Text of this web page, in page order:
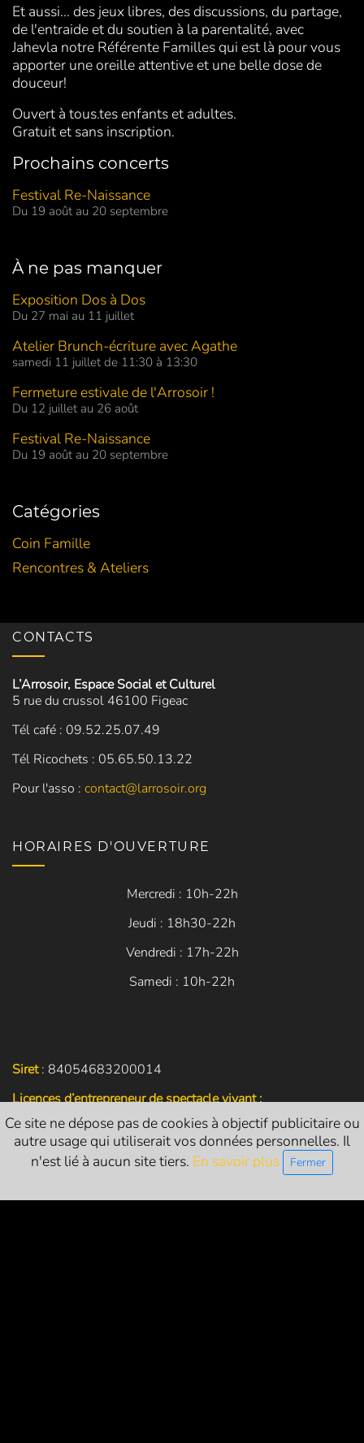
Et aussi... des jeux libres, des discussions, du partage,
de l'entraide et du soutien à la parentalité, avec
Jahevla notre Référente Familles qui est là pour vous
apporter une oreille attentive et une belle dose de
douceur!
Ouvert à tous.tes enfants et adultes.
Gratuit et sans inscription.
Prochains concerts
Festival Re-Naissance
Du 19 août au 20 septembre
À ne pas manquer
Exposition Dos à Dos
Du 27 mai au 11 juillet
Atelier Brunch-écriture avec Agathe
samedi 11 juillet de 11:30 à 13:30
Fermeture estivale de l'Arrosoir !
Du 12 juillet au 26 août
Festival Re-Naissance
Du 19 août au 20 septembre
Catégories
Coin Famille
Rencontres & Ateliers
CONTACTS
L’Arrosoir, Espace Social et Culturel
5 rue du crussol 46100 Figeac
Tél café : 09.52.25.07.49
Tél Ricochets : 05.65.50.13.22
Pour l'asso : contact@larrosoir.org
HORAIRES D'OUVERTURE
Mercredi : 10h-22h
Jeudi : 18h30-22h
Vendredi : 17h-22h
Samedi : 10h-22h
Siret: 84054683200014
Licences d’entrepreneur de spectacle vivant :
L-R-24-1786 (catégorie 1 - exploitant)
L-R-24-1822 (catégorie 2 - producteur)
Ce site ne dépose pas de cookies à objectif publicitaire ou
autre usage qui utiliserait vos données personnelles. Il
n'est lié à aucun site tiers. En savoir plus Fermer